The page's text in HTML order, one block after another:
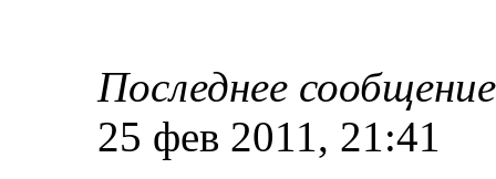
Последнее сообщение
25 фев 2011, 21:41